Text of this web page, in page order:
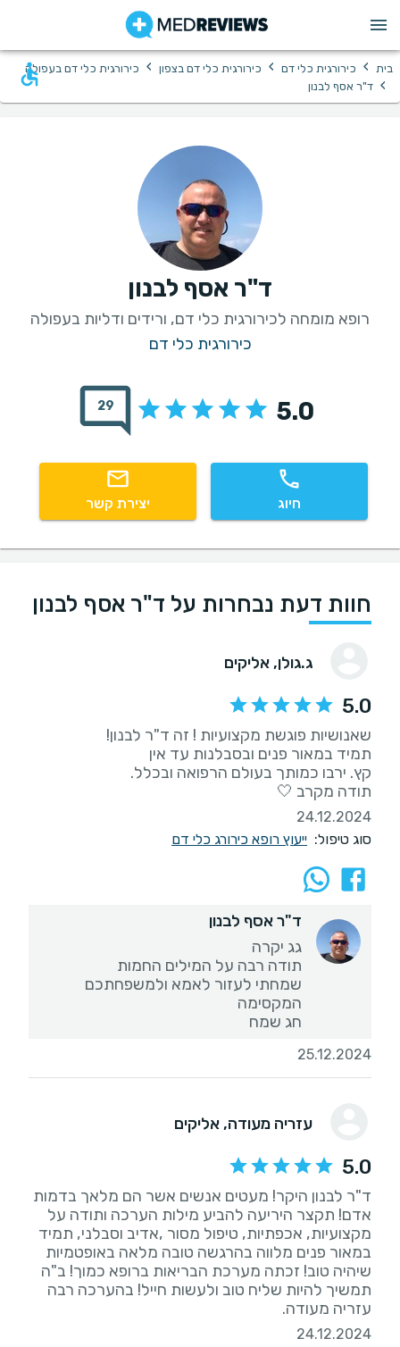
בית › כירורגית כלי דם › כירורגית כלי דם בצפון › כירורגית כלי דם בעפולה
› ד"ר אסף לבנון
ד"ר אסף לבנון
רופא מומחה לכירורגית כלי דם, ורידים ודליות בעפולה
כירורגית כלי דם
5.0
29
חיוג יצירת קשר
חוות דעת נבחרות על ד"ר אסף לבנון
ג.גולן, אליקים
5.0
תודה מקרב 🤍
24.12.2024
סוג טיפול: ייעוץ רופא כירורג כלי דם
ד"ר אסף לבנון
שמחתי לעזור לאמא ולמשפחתכם
חג שמח
25.12.2024
עזריה מעודה, אליקים
5.0
ד"ר לבנון היקר! מעטים אנשים אשר הם מלאך בדמות
אדם! תקצר היריעה להביע מילות הערכה ותודה על
מקצועיות, אכפתיות, טיפול מסור ,אדיב וסבלני, תמיד
במאור פנים מלווה בהרגשה טובה מלאה באופטמיות
שיהיה טוב! זכתה מערכת הבריאות ברופא כמוך! ב"ה
תמשיך להיות שליח טוב ולעשות חייל! בהערכה רבה
עזריה מעודה.
24.12.2024